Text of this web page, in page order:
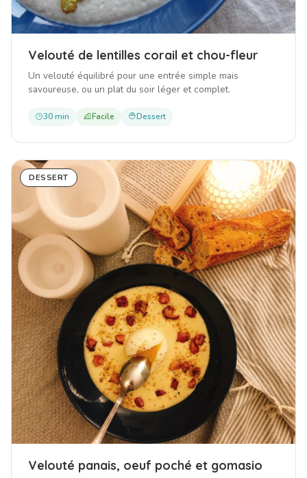
Velouté de lentilles corail et chou-fleur
Un velouté équilibré pour une entrée simple mais
savoureuse, ou un plat du soir léger et complet.
30 min Facile Dessert
DESSERT
Velouté panais, oeuf poché et gomasio